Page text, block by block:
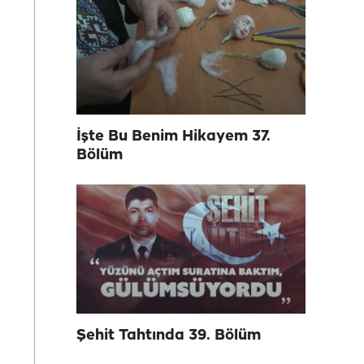
İşte Bu Benim Hikayem 37.
Bölüm
Şehit Tahtında 39. Bölüm